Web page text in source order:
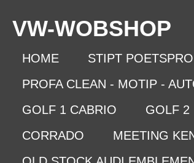
direct
VW-WOBSHOP
HOME STIPT
PROFA CLEAN - MOTIP -
GOLF 1 CABRIO
GOLF 2
CORRADO
MEETING